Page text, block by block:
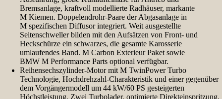
Bremsanlage, kraftvoll modellierte Radhäuser, markante
M Kiemen. Doppelendrohr-Paare der Abgasanlage in
M spezifischen Diffusor integriert. Weit ausgestellte
Seitenschweller bilden mit den Aufsätzen von Front- und
Heckschürze ein schwarzes, die gesamte Karosserie
umlaufendes Band. M Carbon Exterieur Paket sowie
BMW M Performance Parts optional verfügbar.
Reihensechszylinder-Motor mit M TwinPower Turbo
Technologie, Hochdrehzahl-Charakteristik und einer gegenüber
dem Vorgängermodell um 44 kW/60 PS gesteigerten
Höchstleistung. Zwei Turbolader, optimierte Direkteinspritzung,